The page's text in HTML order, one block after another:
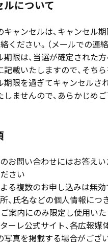
ルについて
ャンセルは、キャンセル
ください。（メールでの連
限は、当選が確定された
記載いたしますので、そち
限を過ぎてキャンセルさ
しませんので、あらかじめ
のお問い合わせにはお答え
さい
よる複数のお申し込みは無
、氏名などの個人情報につ
案内にのみ限定し使用い
ーレ公式サイト、各広報媒
写真を掲載する場合がござ